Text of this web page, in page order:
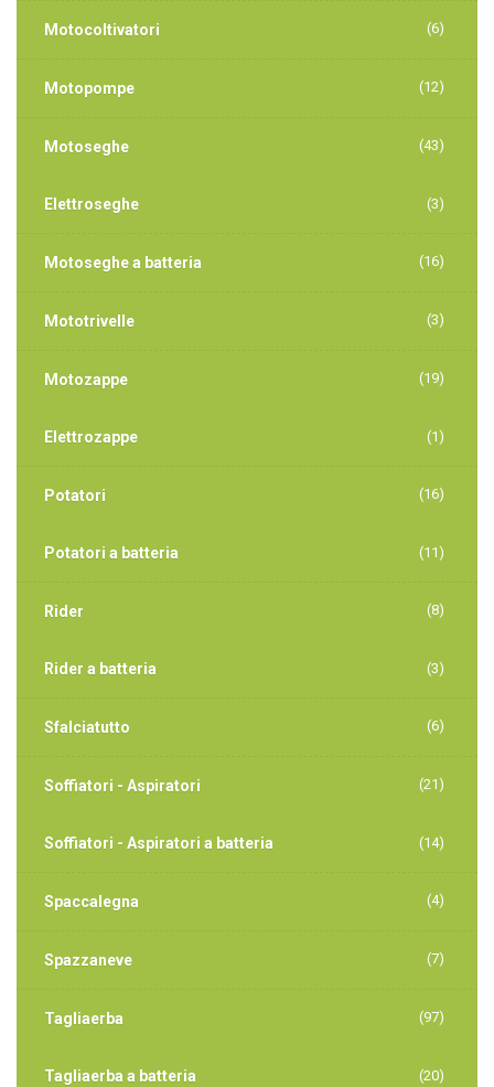
Motocoltivatori (6)
Motopompe (12)
Motoseghe (43)
Elettroseghe (3)
Motoseghe a batteria (16)
Mototrivelle (3)
Motozappe (19)
Elettrozappe (1)
Potatori (16)
Potatori a batteria (11)
Rider (8)
Rider a batteria (3)
Sfalciatutto (6)
Soffiatori - Aspiratori (21)
Soffiatori - Aspiratori a batteria (14)
Spaccalegna (4)
Spazzaneve (7)
Tagliaerba (97)
Tagliaerba a batteria (20)